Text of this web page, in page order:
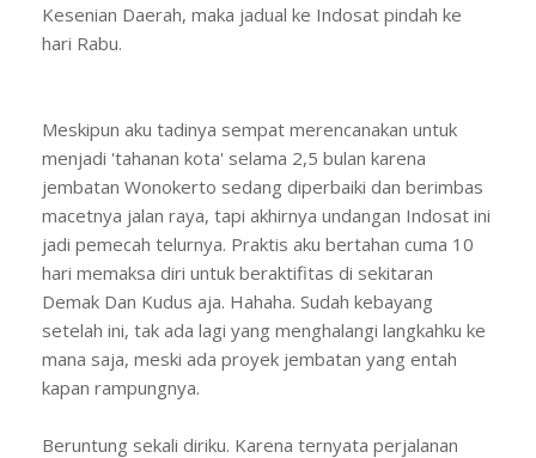
Kesenian Daerah, maka jadual ke Indosat pindah ke
hari Rabu.
Meskipun aku tadinya sempat merencanakan untuk
menjadi 'tahanan kota' selama 2,5 bulan karena
jembatan Wonokerto sedang diperbaiki dan berimbas
macetnya jalan raya, tapi akhirnya undangan Indosat ini
jadi pemecah telurnya. Praktis aku bertahan cuma 10
hari memaksa diri untuk beraktifitas di sekitaran
Demak Dan Kudus aja. Hahaha. Sudah kebayang
setelah ini, tak ada lagi yang menghalangi langkahku ke
mana saja, meski ada proyek jembatan yang entah
kapan rampungnya.
Beruntung sekali diriku. Karena ternyata perjalanan